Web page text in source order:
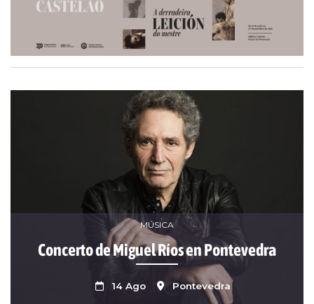
MÚSICA
Concerto de Miguel Ríos en Pontevedra
14 Ago Pontevedra